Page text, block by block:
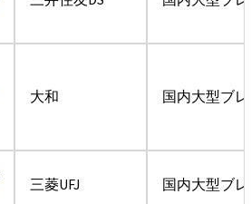
大和 国内大型ブ
三菱UFJ 国内大型ブ